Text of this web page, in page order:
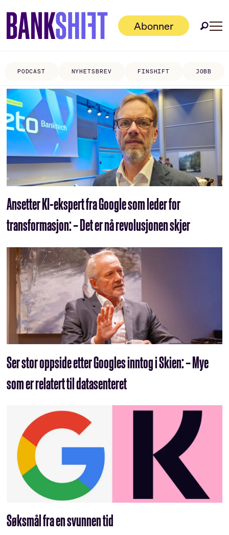
Abonner
PODCAST NYHETSBREV FINSHIFT JOBB
Tag:
google
Ansetter KI-ekspert fra Google som leder for
transformasjon: – Det er nå revolusjonen skjer
Ser stor oppside etter Googles inntog i Skien: – Mye
som er relatert til datasenteret
Søksmål fra en svunnen tid